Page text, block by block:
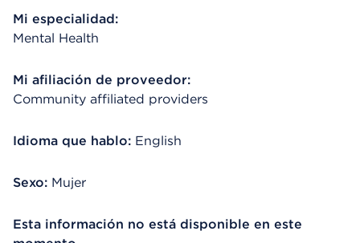
Mi especialidad:
Mental Health
Mi afiliación de proveedor:
Community affiliated providers
Idioma que hablo: English
Sexo: Mujer
Esta información no está disponible en este